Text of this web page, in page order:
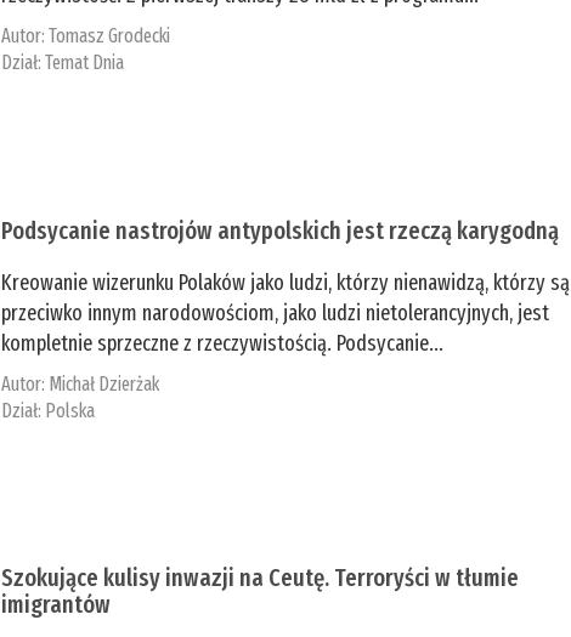
Autor:Tomasz Grodecki
Dział:Temat Dnia
Podsycanie nastrojów antypolskich jest rzeczą karygodną
Kreowanie wizerunku Polaków jako ludzi, którzy nienawidzą, którzy są
przeciwko innym narodowościom, jako ludzi nietolerancyjnych, jest
kompletnie sprzeczne z rzeczywistością. Podsycanie...
Autor: Michał Dzierżak
Dział: Polska
Szokujące kulisy inwazji na Ceutę. Terroryści w tłumie
imigrantów